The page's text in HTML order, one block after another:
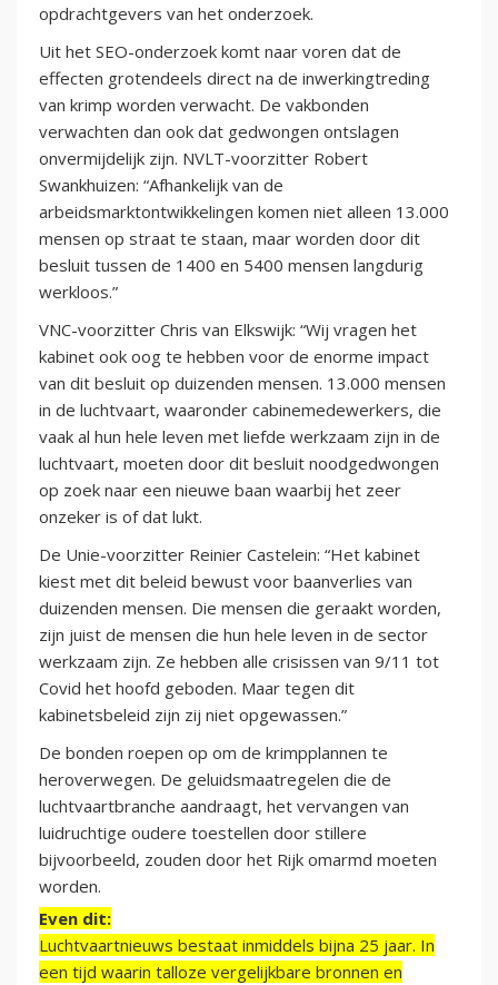
opdrachtgevers van het onderzoek.
Uit het SEO-onderzoek komt naar voren dat de
effecten grotendeels direct na de inwerkingtreding
van krimp worden verwacht. De vakbonden
verwachten dan ook dat gedwongen ontslagen
onvermijdelijk zijn. NVLT-voorzitter Robert
Swankhuizen: “Afhankelijk van de
arbeidsmarktontwikkelingen komen niet alleen 13.000
mensen op straat te staan, maar worden door dit
besluit tussen de 1400 en 5400 mensen langdurig
werkloos.”
VNC-voorzitter Chris van Elkswijk: “Wij vragen het
kabinet ook oog te hebben voor de enorme impact
van dit besluit op duizenden mensen. 13.000 mensen
in de luchtvaart, waaronder cabinemedewerkers, die
vaak al hun hele leven met liefde werkzaam zijn in de
luchtvaart, moeten door dit besluit noodgedwongen
op zoek naar een nieuwe baan waarbij het zeer
onzeker is of dat lukt.
De Unie-voorzitter Reinier Castelein: “Het kabinet
kiest met dit beleid bewust voor baanverlies van
duizenden mensen. Die mensen die geraakt worden,
zijn juist de mensen die hun hele leven in de sector
werkzaam zijn. Ze hebben alle crisissen van 9/11 tot
Covid het hoofd geboden. Maar tegen dit
kabinetsbeleid zijn zij niet opgewassen.”
De bonden roepen op om de krimpplannen te
heroverwegen. De geluidsmaatregelen die de
luchtvaartbranche aandraagt, het vervangen van
luidruchtige oudere toestellen door stillere
bijvoorbeeld, zouden door het Rijk omarmd moeten
worden.
Even dit:
Luchtvaartnieuws bestaat inmiddels bijna 25 jaar. In
een tijd waarin talloze vergelijkbare bronnen en